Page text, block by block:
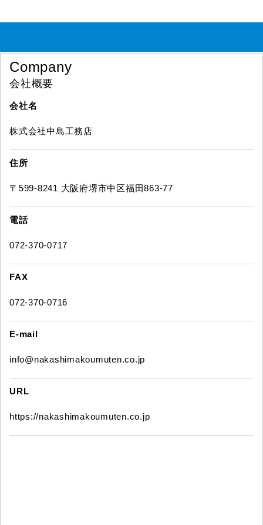
Company
会社概要
会社名
株式会社中島工務店
住所
〒599-8241 大阪府堺市中区福田863-77
電話
072-370-0717
FAX
072-370-0716
E-mail
info@nakashimakoumuten.co.jp
URL
https://nakashimakoumuten.co.jp